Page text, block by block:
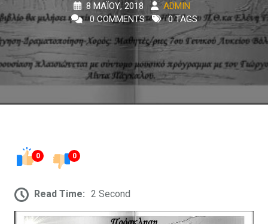
8 ΜΑΪ́ΟΥ, 2018
ADMIN
0 COMMENTS
0 TAGS
0 0
Read Time: 2 Second